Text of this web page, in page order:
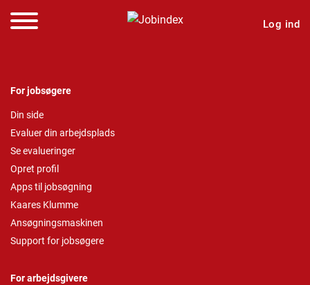
Log ind
For jobsøgere
Din side
Evaluer din arbejdsplads
Se evalueringer
Opret profil
Apps til jobsøgning
Kaares Klumme
Ansøgningsmaskinen
Support for jobsøgere
For arbejdsgivere